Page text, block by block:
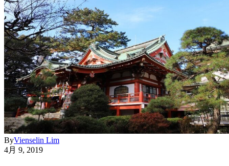
ByVienselin Lim
4月 9, 2019